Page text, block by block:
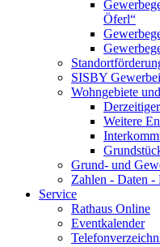
Öferl“
SISBY
Wohngebiete
Weitere
Grund- und
Zahlen - Daten -
Service
Rathaus Online
Eventkalender